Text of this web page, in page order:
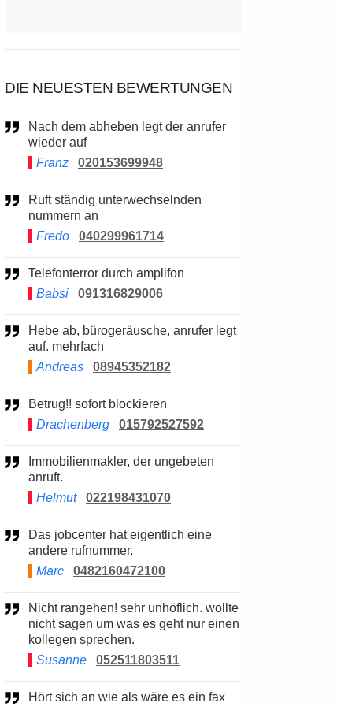
DIE NEUESTEN BEWERTUNGEN
Nach dem abheben legt der anrufer
wieder auf
Franz
020153699948
Ruft ständig unterwechselnden
nummern an
Fredo
040299961714
Telefonterror durch amplifon
Babsi
091316829006
Hebe ab, bürogeräusche, anrufer legt
auf. mehrfach
Andreas
08945352182
Betrug!! sofort blockieren
Drachenberg
015792527592
anruft.
Helmut
022198431070
Das jobcenter hat eigentlich eine
andere rufnummer.
Marc
0482160472100
Nicht rangehen! sehr unhöflich. wollte
nicht sagen um was es geht nur einen
kollegen sprechen.
Susanne
052511803511
Hört sich an wie als wäre es ein fax